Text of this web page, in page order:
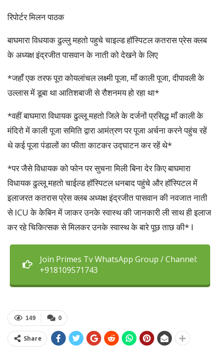
रिपोर्टर मिलन पाठक
बाघमारा विधयाक ढुल्लु महतो पहुचे चाइल्ड हॉस्पिटल कतरास प्रेस क्लब
के अध्यक्ष इंद्रजीत पासवान के नाती को देखने के लिए
*जहाँ एक तरफ पूरा कोयलांचल लक्ष्मी पूजा, माँ काली पूजा, दीपावली के
उल्लास में डूबा था आतिशबाजी से रौशनमय हो रहा था*
*वहीं बाघमारा विधायक ढुल्लू महतो जिले के दर्जनों प्रसिद्ध माँ काली के
मंदिरो में काली पूजा समिति द्वारा आमंत्रण पर पूजा अर्चना करने पहुंच रहें
थे कई पूजा पंडालों का फीता काटकर उद्घाटन कर रहें थे*
*पर जैसे विधायक को फोन पर सुचना मिली बिना देर किए बाघमारा
विधायक ढुल्लू महतो चाईल्ड हॉस्पिटल धनबाद पहुंचे और हॉस्पिटल में
इलाजरत कतरास प्रेस क्लब अध्यक्ष इंद्रजीत पासवान की नवजात नाती
से ICU के केबिन में जाकर उनके स्वास्थ की जानकारी ली साथ ही इलाज
कर रहे चिकित्सक से मिलकर उनके स्वास्थ के बारे पूछ ताछ की* l
Join Primes Tv WhatsApp Group / Channel:
+918109571743
0
149
Share